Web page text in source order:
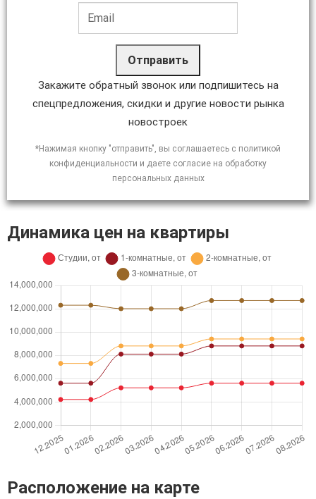
Отправить
Закажите обратный звонок или подпишитесь на
спецпредложения, скидки и другие новости рынка
новостроек
*Нажимая кнопку "отправить", вы соглашаетесь с политикой
конфиденциальности и даете согласие на обработку
персональных данных
Динамика цен на квартиры
Расположение на карте